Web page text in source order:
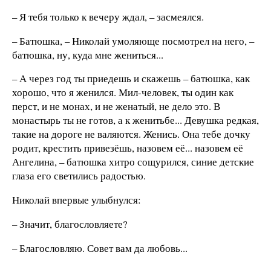
– Я тебя только к вечеру ждал, – засмеялся.
– Батюшка, – Николай умоляюще посмотрел на него, –
батюшка, ну, куда мне жениться...
– А через год ты приедешь и скажешь – батюшка, как
хорошо, что я женился. Мил-человек, ты один как
перст, и не монах, и не женатый, не дело это. В
монастырь ты не готов, а к женитьбе... Девушка редкая,
такие на дороге не валяются. Женись. Она тебе дочку
родит, крестить привезёшь, назовем её... назовем её
Ангелина, – батюшка хитро сощурился, синие детские
глаза его светились радостью.
Николай впервые улыбнулся:
– Значит, благословляете?
– Благословляю. Совет вам да любовь...